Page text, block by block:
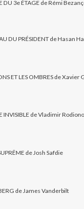
DU 3e ÉTAGE de Rémi
DU PRÉSIDENT de Hasan
ET LES OMBRES de Xavier
INVISIBLE de Vladimir
de Josh Safdie
de James Vanderbilt